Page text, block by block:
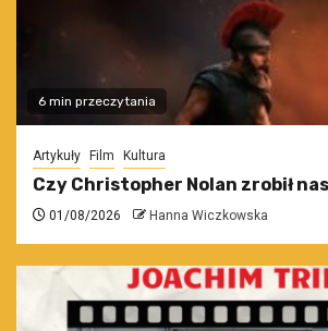
6 min przeczytania
Artykuły Film Kultura
Czy Christopher Nolan zrobił
01/08/2026 Hanna Wiczkowska